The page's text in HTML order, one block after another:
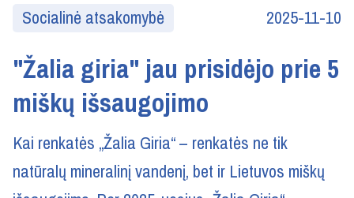
Socialinė atsakomybė 2025-11-10
"Žalia giria" jau prisidėjo prie 5
miškų išsaugojimo
Kai renkatės „Žalia Giria“ – renkatės ne tik
natūralų mineralinį vandenį, bet ir Lietuvos miškų